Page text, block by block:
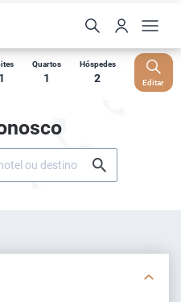
1
Quartos
1
Hóspedes
2 Editar